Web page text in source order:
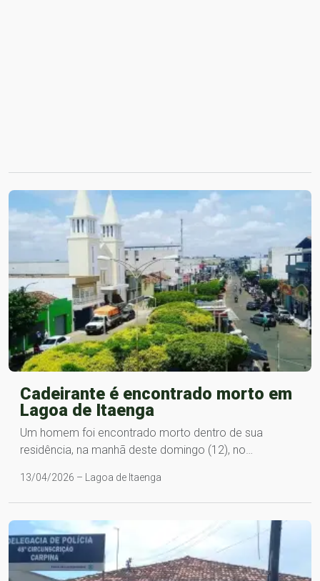
Cadeirante é encontrado morto em
Lagoa de Itaenga
Um homem foi encontrado morto dentro de sua
residência, na manhã deste domingo (12), no…
13/04/2026 – Lagoa de Itaenga